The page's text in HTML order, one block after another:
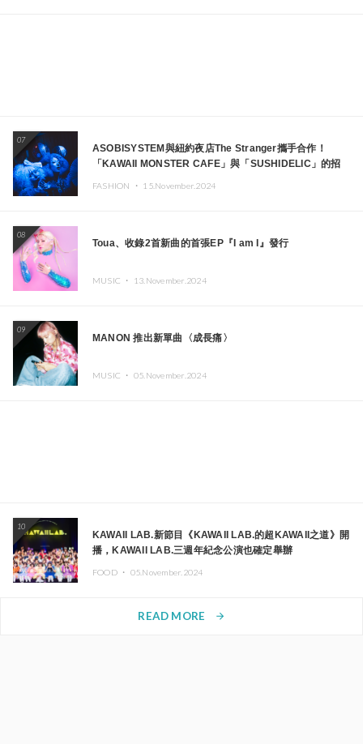
07
ASOBISYSTEM與紐約夜店The Stranger攜手合作！
「KAWAII MONSTER CAFE」與「SUSHIDELIC」的招
FASHION ・ 15.November.2024
08
Toua、收錄2首新曲的首張EP『I am I』發行
MUSIC ・ 13.November.2024
09
MANON 推出新單曲〈成長痛〉
MUSIC ・ 05.November.2024
10
KAWAII LAB.新節目《KAWAII LAB.的超KAWAII之道》開
播，KAWAII LAB.三週年紀念公演也確定舉辦
FOOD ・ 05.November.2024
READ MORE arrow_forward